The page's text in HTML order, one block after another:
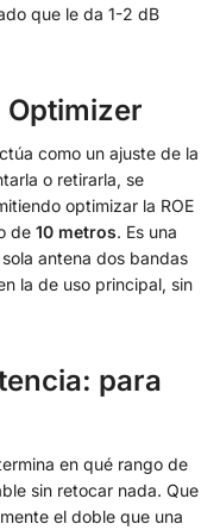
que le da 1-2 dB
Optimizer
como un ajuste de la
o retirarla, se
optimizar la ROE
de 10 metros. Es una
antena dos bandas
la de uso principal, sin
para
en qué rango de
sin retocar nada. Que
el doble que una